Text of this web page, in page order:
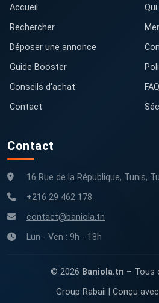
Accueil
Rechercher
Déposer une annonce
Guide Booster
Conseils d'achat
Contact
FAQ
Contact
16 Rue de la République, Tunis,
+216 29 462 178
contact@baniola.tn
Lun - Ven : 9h - 18h
© 2026 Baniola.tn – Tous
Group Rabaii | Conçu avec